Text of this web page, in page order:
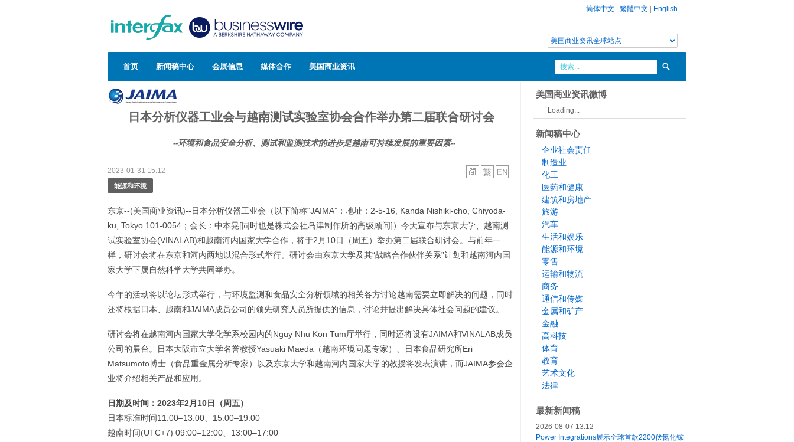
简体中文 繁體中文 English
首页 新闻稿中心 会展信息 媒体合作 美国商业资讯
日本分析仪器工业会与越南测试实验室协会合作举办第二届联合研讨会
--环境和食品安全分析、测试和监测技术的进步是越南可持续发展的重要因素--
2023-01-31 15:12
能源和环境
东京--(美国商业资讯)--日本分析仪器工业会（以下简称“JAIMA”；地址：2-5-16, Kanda Nishiki-cho, Chiyoda-
ku, Tokyo 101-0054；会长：中本晃[同时也是株式会社岛津制作所的高级顾问]）今天宣布与东京大学、越南测
试实验室协会(VINALAB)和越南河内国家大学合作，将于2月10日（周五）举办第二届联合研讨会。与前年一
样，研讨会将在东京和河内两地以混合形式举行。研讨会由东京大学及其“战略合作伙伴关系”计划和越南河内国
家大学下属自然科学大学共同举办。
今年的活动将以论坛形式举行，与环境监测和食品安全分析领域的相关各方讨论越南需要立即解决的问题，同时
还将根据日本、越南和JAIMA成员公司的领先研究人员所提供的信息，讨论并提出解决具体社会问题的建议。
研讨会将在越南河内国家大学化学系校园内的Nguy Nhu Kon Tum厅举行，同时还将设有JAIMA和VINALAB成员
公司的展台。日本大阪市立大学名誉教授Yasuaki Maeda（越南环境问题专家）、日本食品研究所Eri
Matsumoto博士（食品重金属分析专家）以及东京大学和越南河内国家大学的教授将发表演讲，而JAIMA参会企
业将介绍相关产品和应用。
日期及时间： 2023年2 月 10日（周五）
日本标准时间11:00–13:00、15:00–19:00
越南时间(UTC+7) 09:00–12:00、13:00–17:00
美国商业资讯微博
Loading...
新闻稿中心
企业社会责任
制造业
化工
医药和健康
建筑和房地产
旅游
汽车
生活和娱乐
能源和环境
零售
运输和物流
商务
通信和传媒
金属和矿产
金融
高科技
体育
教育
艺术文化
法律
最新新闻稿
2026-08-07 13:12
Power Integrations展示全球首款2200伏氮化镓